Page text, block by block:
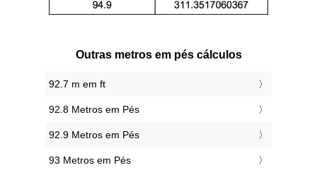
Outras metros em pés cálculos
92.7 m em ft
92.8 Metros em Pés
92.9 Metros em Pés
93 Metros em Pés